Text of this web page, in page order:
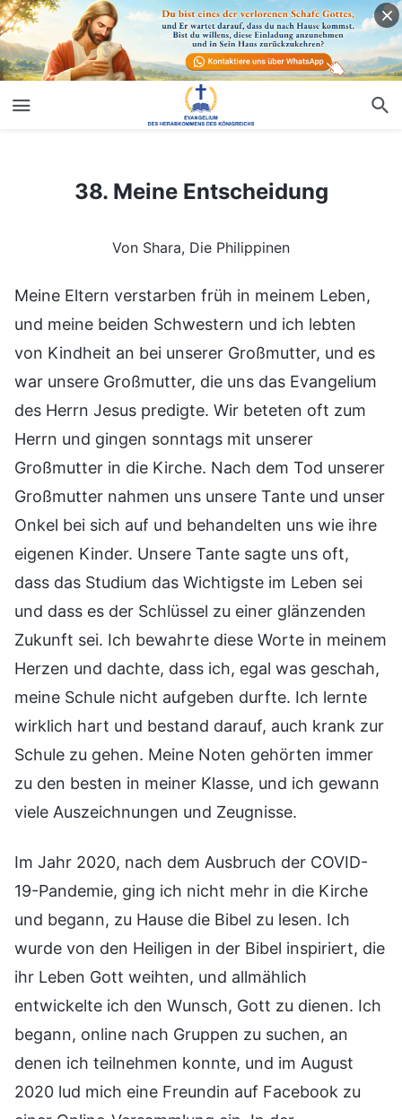
38. Meine Entscheidung
Von Shara, Die Philippinen
Meine Eltern verstarben früh in meinem Leben,
und meine beiden Schwestern und ich lebten
von Kindheit an bei unserer Großmutter, und es
war unsere Großmutter, die uns das Evangelium
des Herrn Jesus predigte. Wir beteten oft zum
Herrn und gingen sonntags mit unserer
Großmutter in die Kirche. Nach dem Tod unserer
Großmutter nahmen uns unsere Tante und unser
Onkel bei sich auf und behandelten uns wie ihre
eigenen Kinder. Unsere Tante sagte uns oft,
dass das Studium das Wichtigste im Leben sei
und dass es der Schlüssel zu einer glänzenden
Zukunft sei. Ich bewahrte diese Worte in meinem
Herzen und dachte, dass ich, egal was geschah,
meine Schule nicht aufgeben durfte. Ich lernte
wirklich hart und bestand darauf, auch krank zur
Schule zu gehen. Meine Noten gehörten immer
zu den besten in meiner Klasse, und ich gewann
viele Auszeichnungen und Zeugnisse.
Im Jahr 2020, nach dem Ausbruch der COVID-
19-Pandemie, ging ich nicht mehr in die Kirche
und begann, zu Hause die Bibel zu lesen. Ich
wurde von den Heiligen in der Bibel inspiriert, die
ihr Leben Gott weihten, und allmählich
entwickelte ich den Wunsch, Gott zu dienen. Ich
begann, online nach Gruppen zu suchen, an
denen ich teilnehmen konnte, und im August
2020 lud mich eine Freundin auf Facebook zu